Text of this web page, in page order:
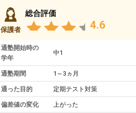
保護者
総合評価
4.6
通塾開始時の
学年
中1
通塾期間 1～3ヵ月
通った目的 定期テスト対策
偏差値の変化 上がった